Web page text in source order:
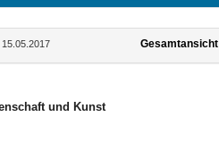
Gesamtansicht
und Kunst